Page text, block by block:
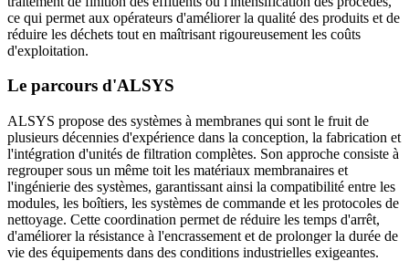
ce qui permet aux opérateurs d'améliorer la qualité des produits et de
réduire les déchets tout en maîtrisant rigoureusement les coûts
d'exploitation.
Le parcours d'ALSYS
ALSYS propose des systèmes à membranes qui sont le fruit de
plusieurs décennies d'expérience dans la conception, la fabrication et
l'intégration d'unités de filtration complètes. Son approche consiste à
regrouper sous un même toit les matériaux membranaires et
l'ingénierie des systèmes, garantissant ainsi la compatibilité entre les
modules, les boîtiers, les systèmes de commande et les protocoles de
nettoyage. Cette coordination permet de réduire les temps d'arrêt,
d'améliorer la résistance à l'encrassement et de prolonger la durée de
vie des équipements dans des conditions industrielles exigeantes.